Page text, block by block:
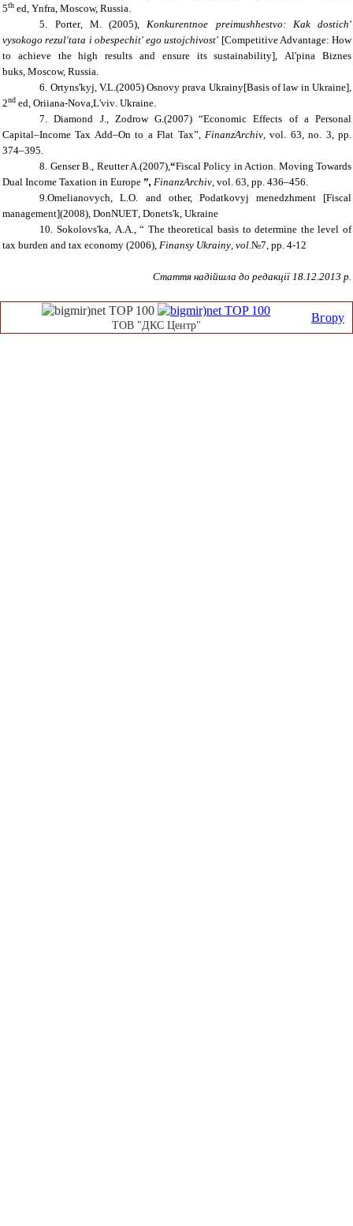
5th ed, Ynfra, Moscow, Russia.
5. Porter, M. (2005),
Konkurentnoe preimushhestvo: Kak dostich'
vysokogo rezul'tata i obespechit' ego ustojchivost' [Competitive Advantage: How
to achieve the high results and ensure its sustainability],
Al'pina Biznes
buks, Moscow, Russia.
6. Ortyns'kyj,V.L.(2005)Osnovy prava Ukrainy[Basis of law in Ukraine],
2nd ed, Oriiana-Nova,L'viv. Ukraine.
7.Diamond J., Zodrow G.(2007)“Economic Effects of a Personal
Capital–Income Tax Add–On to a Flat Tax”, FinanzArchiv, vol. 63,no. 3, pp.
374–395.
8. Genser B., Reutter A.(2007),“Fiscal Policy in Action. Moving Towards
Dual Income Taxation in Europe ”, FinanzArchiv, vol. 63, pp. 436–456.
9.Omelianovych, L.O. and other, Podatkovyj menedzhment[Fiscal
management](2008), DonNUET, Donets'k, Ukraine
10. Sokolovs'ka,A.A., “ The theoretical basis to determine the level of
tax burden and tax economy (2006), Finansy Ukrainy, vol.№7, pp. 4-12
Стаття надійшла до редакції 18.12.2013 р.
Вгору
ТОВ "ДКС Центр"